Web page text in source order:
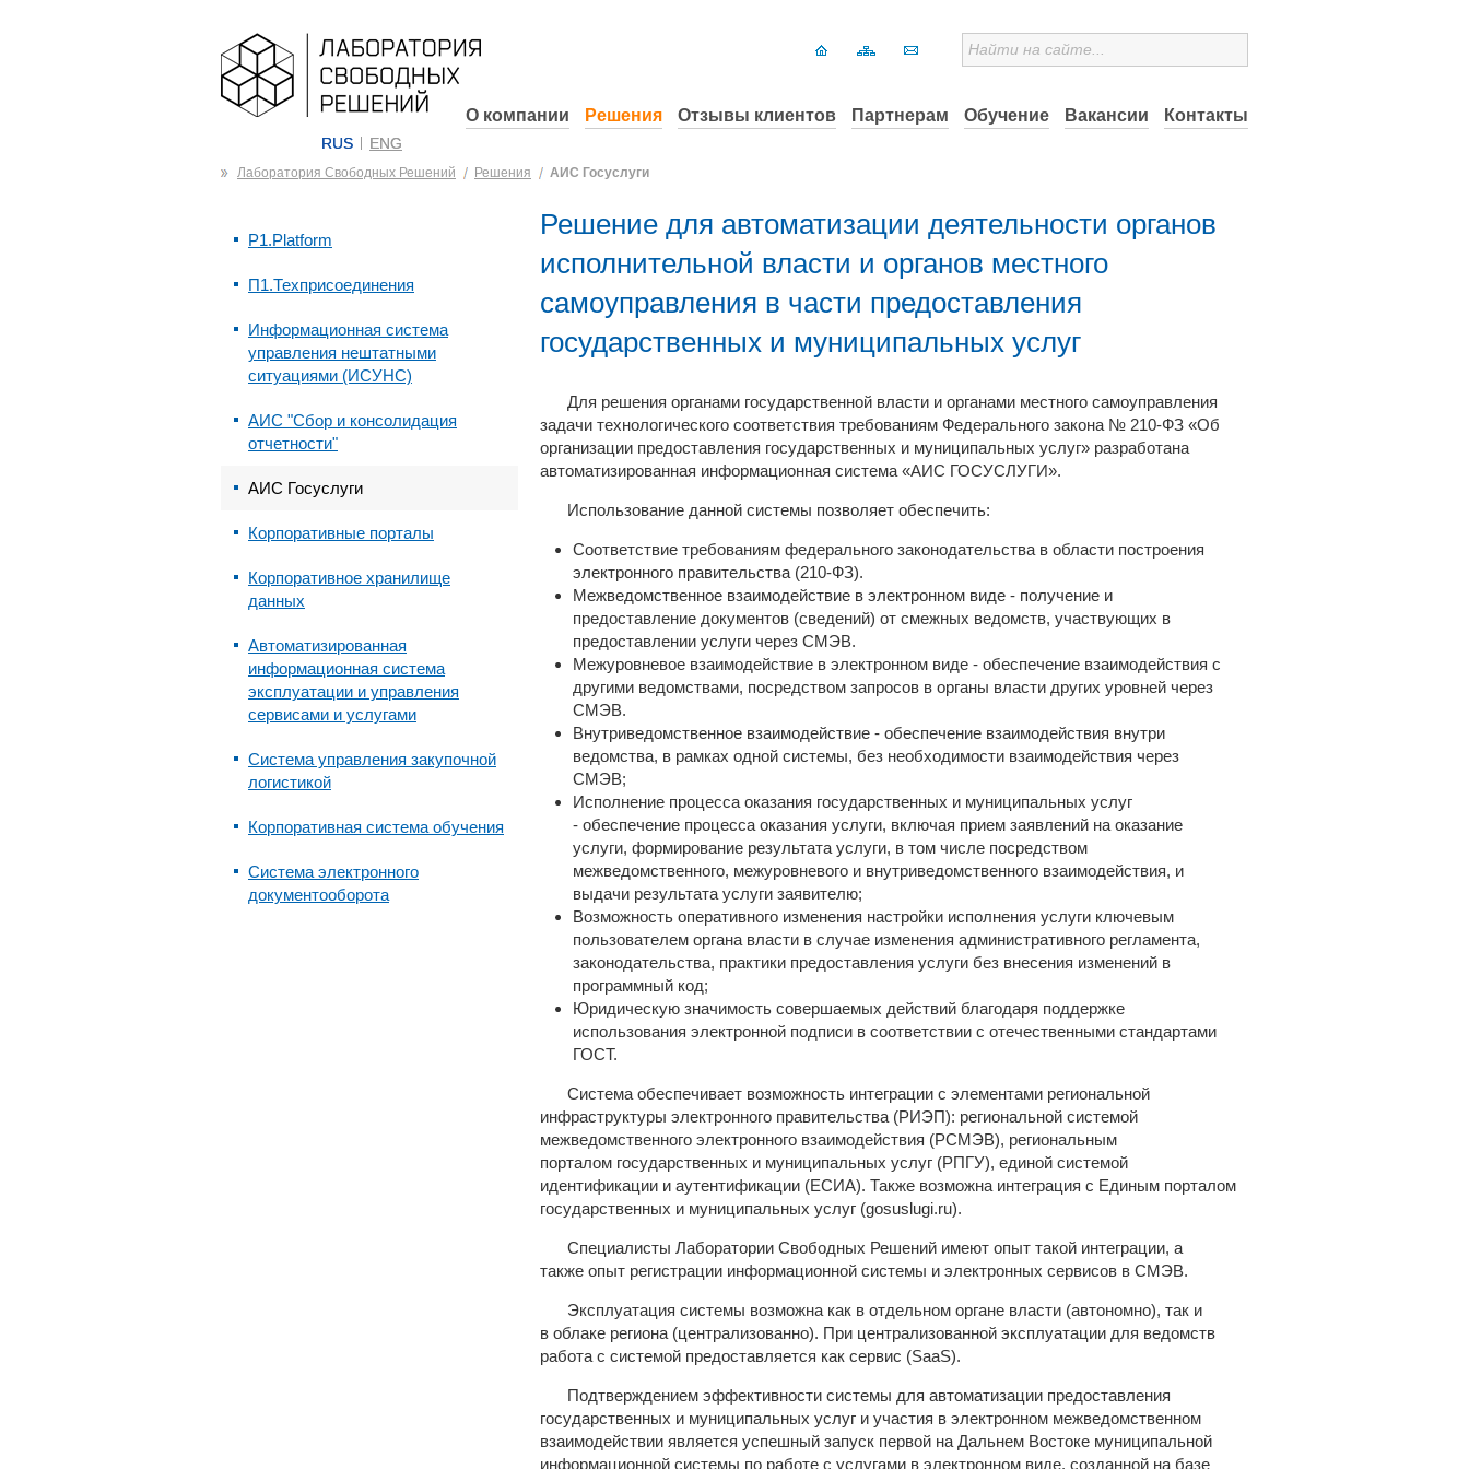
RUS ENG
О компании Решения Отзывы клиентов Партнерам Обучение Вакансии Контакты
Лаборатория Свободных Решений Решения АИС Госуслуги
P1.Platform
П1.Техприсоединения
Информационная система
управления нештатными
ситуациями (ИСУНС)
АИС "Сбор и консолидация
отчетности"
АИС Госуслуги
Корпоративные порталы
Корпоративное хранилище
данных
Автоматизированная
информационная система
эксплуатации и управления
сервисами и услугами
Система управления закупочной
логистикой
Корпоративная система обучения
Система электронного
документооборота
Решение для автоматизации деятельности органов
исполнительной власти и органов местного
самоуправления в части предоставления
государственных и муниципальных услуг
Для решения органами государственной власти и органами местного самоуправления
задачи технологического соответствия требованиям Федерального закона № 210-ФЗ «Об
организации предоставления государственных и муниципальных услуг» разработана
автоматизированная информационная система «АИС ГОСУСЛУГИ».
Использование данной системы позволяет обеспечить:
Соответствие требованиям федерального законодательства в области построения
электронного правительства (210-ФЗ).
Межведомственное взаимодействие в электронном виде - получение и
предоставление документов (сведений) от смежных ведомств, участвующих в
предоставлении услуги через СМЭВ.
Межуровневое взаимодействие в электронном виде - обеспечение взаимодействия с
другими ведомствами, посредством запросов в органы власти других уровней через
СМЭВ.
Внутриведомственное взаимодействие - обеспечение взаимодействия внутри
ведомства, в рамках одной системы, без необходимости взаимодействия через
СМЭВ;
Исполнение процесса оказания государственных и муниципальных услуг
- обеспечение процесса оказания услуги, включая прием заявлений на оказание
услуги, формирование результата услуги, в том числе посредством
межведомственного, межуровневого и внутриведомственного взаимодействия, и
выдачи результата услуги заявителю;
Возможность оперативного изменения настройки исполнения услуги ключевым
пользователем органа власти в случае изменения административного регламента,
законодательства, практики предоставления услуги без внесения изменений в
программный код;
Юридическую значимость совершаемых действий благодаря поддержке
использования электронной подписи в соответствии с отечественными стандартами
ГОСТ.
Система обеспечивает возможность интеграции с элементами региональной
инфраструктуры электронного правительства (РИЭП): региональной системой
межведомственного электронного взаимодействия (РСМЭВ), региональным
порталом государственных и муниципальных услуг (РПГУ), единой системой
идентификации и аутентификации (ЕСИА). Также возможна интеграция с Единым порталом
государственных и муниципальных услуг (gosuslugi.ru).
Специалисты Лаборатории Свободных Решений имеют опыт такой интеграции, а
также опыт регистрации информационной системы и электронных сервисов в СМЭВ.
Эксплуатация системы возможна как в отдельном органе власти (автономно), так и
в облаке региона (централизованно). При централизованной эксплуатации для ведомств
работа с системой предоставляется как сервис (SaaS).
Подтверждением эффективности системы для автоматизации предоставления
государственных и муниципальных услуг и участия в электронном межведомственном
взаимодействии является успешный запуск первой на Дальнем Востоке муниципальной
информационной системы по работе с услугами в электронном виде, созданной на базе